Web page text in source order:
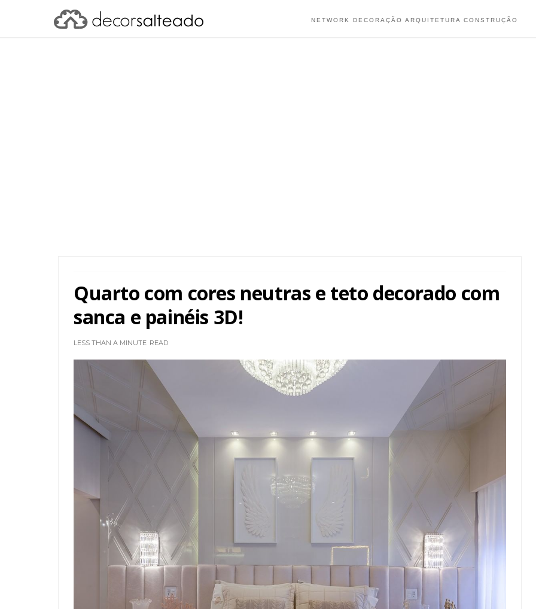
NETWORK DECORAÇÃO ARQUITETURA CONSTRUÇÃO
Quarto com cores neutras e teto decorado com
sanca e painéis 3D!
LESS THAN A MINUTE READ